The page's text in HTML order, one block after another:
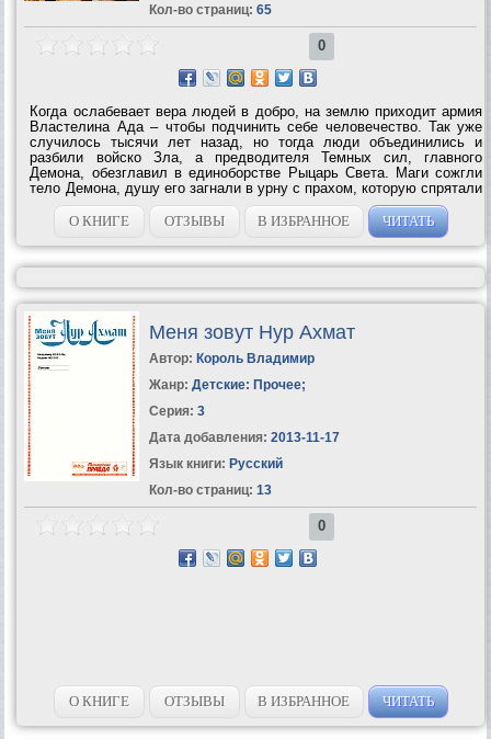
Кол-во страниц: 65
0
Когда ослабевает вера людей в добро, на землю приходит армия
Властелина Ада – чтобы подчинить себе человечество. Так уже
случилось тысячи лет назад, но тогда люди объединились и
разбили войско Зла, а предводителя Темных сил, главного
Демона, обезглавил в единоборстве Рыцарь Света. Маги сожгли
тело Демона, душу его загнали в урну с прахом, которую спрятали
неизвестно где, а для защиты людей создали Орден Света. На
многие века затаились...
О КНИГЕ ОТЗЫВЫ В ИЗБРАННОЕ ЧИТАТЬ
Меня зовут Нур Ахмат
Автор: Король Владимир
Жанр: Детские: Прочее;
Серия: 3
Дата добавления: 2013-11-17
Язык книги: Русский
Кол-во страниц: 13
0
О КНИГЕ ОТЗЫВЫ В ИЗБРАННОЕ ЧИТАТЬ